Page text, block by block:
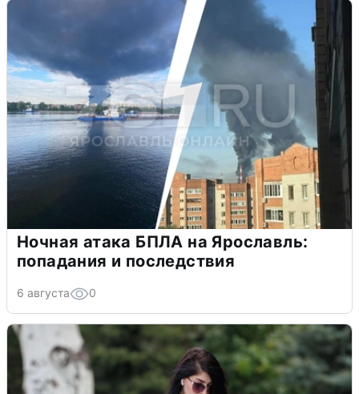
Ночная атака БПЛА на Ярославль:
попадания и последствия
6 августа 0